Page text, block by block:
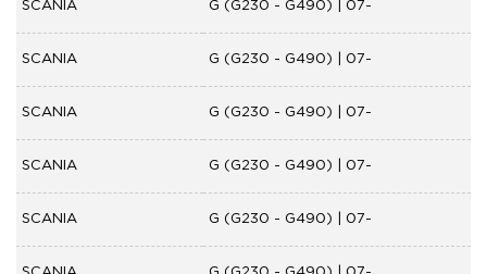
SCANIA G (G230 - G490) | 07-
SCANIA G (G230 - G490) | 07-
SCANIA G (G230 - G490) | 07-
SCANIA G (G230 - G490) | 07-
SCANIA G (G230 - G490) | 07-